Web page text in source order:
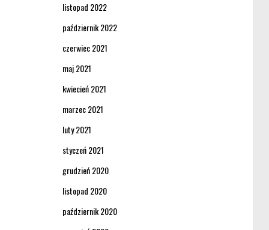
listopad 2022
październik 2022
czerwiec 2021
maj 2021
kwiecień 2021
marzec 2021
luty 2021
styczeń 2021
grudzień 2020
listopad 2020
październik 2020